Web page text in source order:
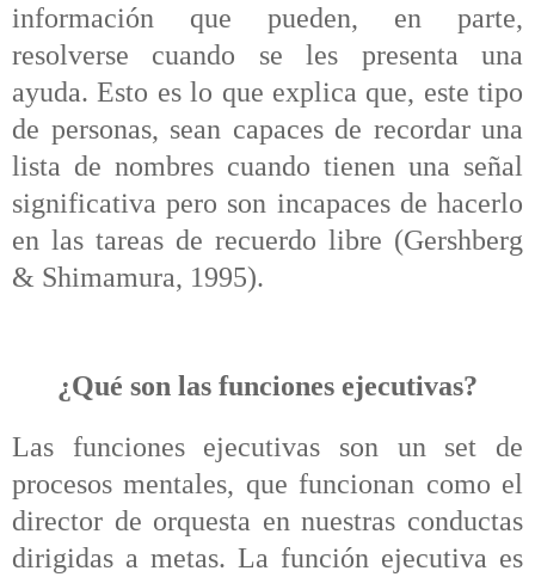
información que pueden, en parte,
resolverse cuando se les presenta una
ayuda. Esto es lo que explica que, este tipo
de personas, sean capaces de recordar una
lista de nombres cuando tienen una señal
significativa pero son incapaces de hacerlo
en las tareas de recuerdo libre (Gershberg
& Shimamura, 1995).
¿Qué son las funciones ejecutivas?
Las funciones ejecutivas son un set de
procesos mentales, que funcionan como el
director de orquesta en nuestras conductas
dirigidas a metas. La función ejecutiva es